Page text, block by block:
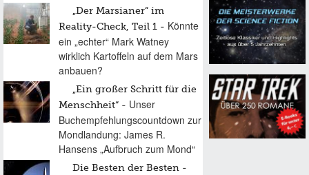
„Der Marsianer“ im
Reality-Check, Teil 1
Könnte
ein „echter“ Mark Watney
wirklich Kartoffeln auf dem Mars
anbauen?
„Ein großer Schritt für die
Menschheit“
Unser
Buchempfehlungscountdown zur
Mondlandung: James R.
Hansens „Aufbruch zum Mond“
Die Besten der Besten